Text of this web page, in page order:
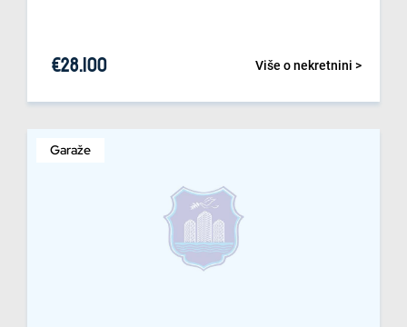
Više o nekretnini >
€28.100
Garaže